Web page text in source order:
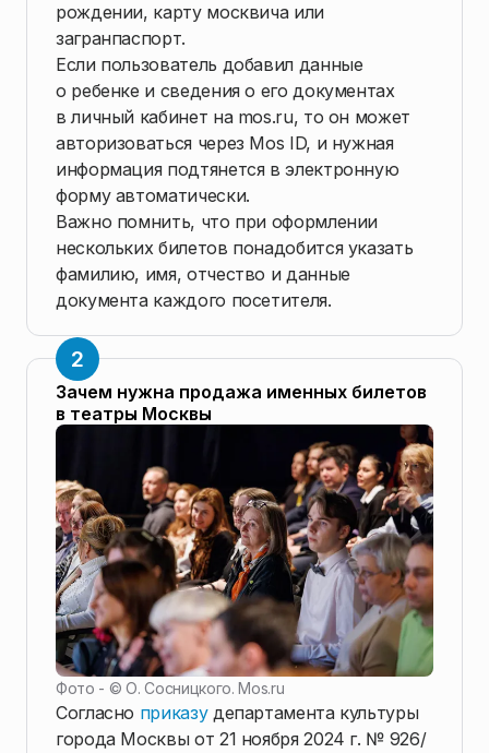
рождении, карту москвича или
загранпаспорт.
Если пользователь добавил данные
о ребенке и сведения о его документах
в личный кабинет на mos.ru, то он может
авторизоваться через Mos ID, и нужная
информация подтянется в электронную
форму автоматически.
Важно помнить, что при оформлении
нескольких билетов понадобится указать
фамилию, имя, отчество и данные
документа каждого посетителя.
Зачем нужна продажа именных билетов
в театры Москвы
Фото - ©О. Сосницкого. Mos.ru
Согласно приказу департамента культуры
города Москвы от 21 ноября 2024 г. № 926/